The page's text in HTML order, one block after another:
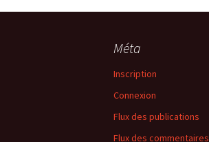
Méta
Inscription
Connexion
Flux des publications
Flux des commentaires